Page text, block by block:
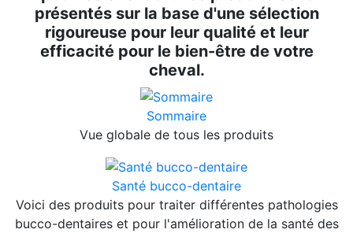
présentés sur la base d'une sélection
rigoureuse pour leur qualité et leur
efficacité pour le bien-être de votre
cheval.
Sommaire
Vue globale de tous les produits
Santé bucco-dentaire
Voici des produits pour traiter différentes pathologies
bucco-dentaires et pour l'amélioration de la santé des